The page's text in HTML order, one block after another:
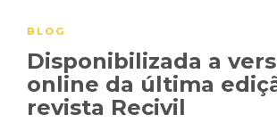
BLOG
Disponibilizada a
online da última
revista Recivil